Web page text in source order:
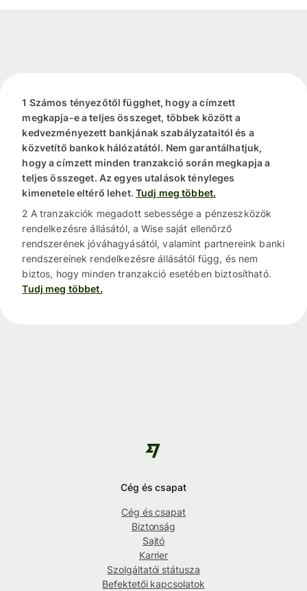
1 Számos tényezőtől függhet, hogy a címzett
megkapja-e a teljes összeget, többek között a
kedvezményezett bankjának szabályzataitól és a
közvetítő bankok hálózatától. Nem garantálhatjuk,
hogy a címzett minden tranzakció során megkapja a
teljes összeget. Az egyes utalások tényleges
kimenetele eltérő lehet. Tudj meg többet.
2 A tranzakciók megadott sebessége a pénzeszközök
rendelkezésre állásától, a Wise saját ellenőrző
rendszerének jóváhagyásától, valamint partnereink banki
rendszereinek rendelkezésre állásától függ, és nem
biztos, hogy minden tranzakció esetében biztosítható.
Tudj meg többet.
Cég és csapat
Cég és csapat
Biztonság
Sajtó
Karrier
Szolgáltatói státusza
Befektetői kapcsolatok